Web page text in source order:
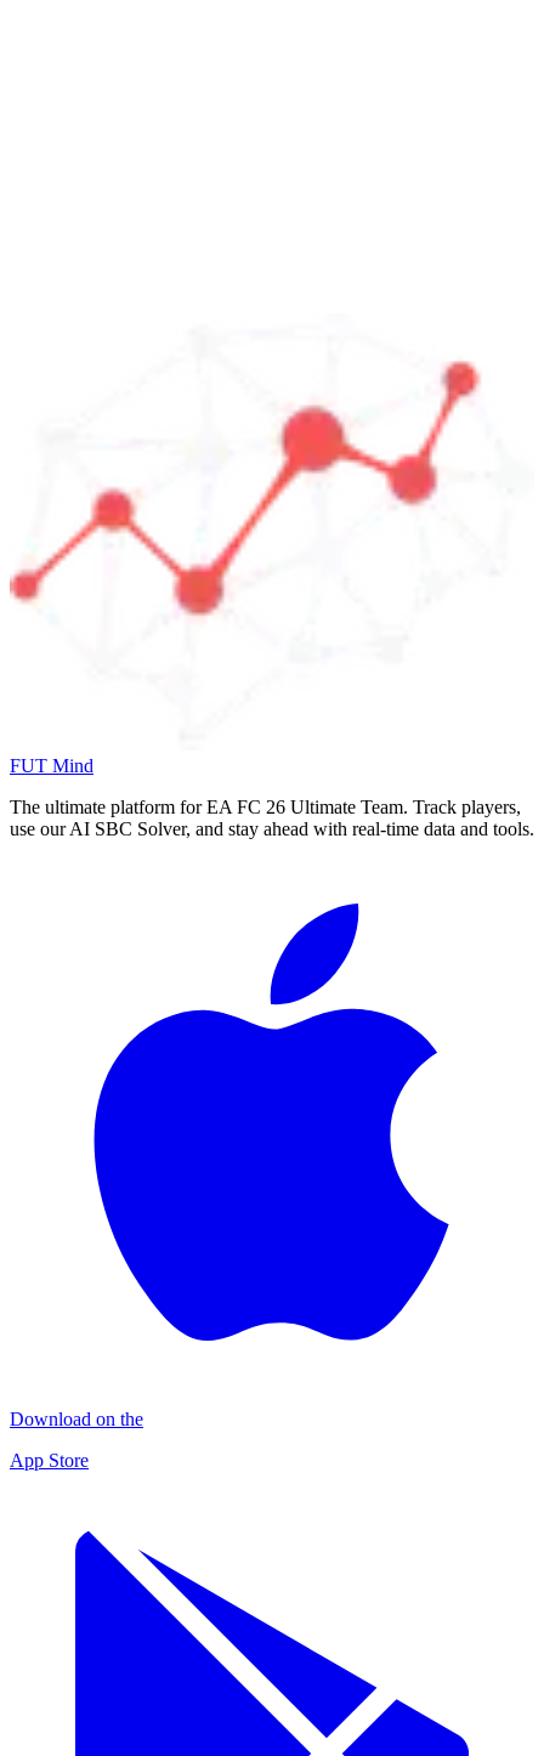
FUT Mind
The ultimate platform for EA FC 26 Ultimate Team. Track players,
use our AI SBC Solver, and stay ahead with real-time data and tools.
Download on the
App Store